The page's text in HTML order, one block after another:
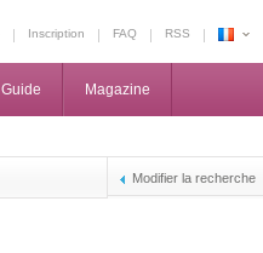
Inscription FAQ
RSS
Guide Magazine
Modifier la recherche